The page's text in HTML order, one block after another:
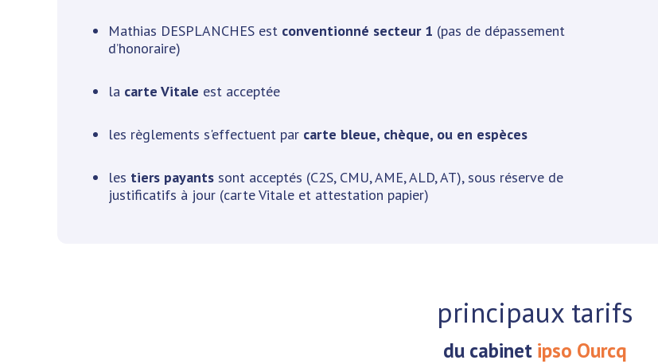
Mathias DESPLANCHES est conventionné secteur 1 (pas de dépassement
d’honoraire)
la carte Vitale est acceptée
les règlements s'effectuent par carte bleue, chèque, ou en espèces
les tiers payants sont acceptés (C2S, CMU, AME, ALD, AT), sous réserve de
justificatifs à jour (carte Vitale et attestation papier)
principaux tarifs
du cabinet ipso Ourcq